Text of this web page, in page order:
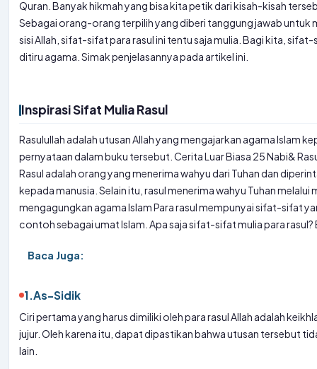
Quran. Banyak hikmah yang bisa kita petik dari kisah-kisah
Sebagai orang-orang terpilih yang diberi tanggung jawab untuk
sisi Allah, sifat-sifat para rasul ini tentu saja mulia. Bagi kita,
ditiru agama. Simak penjelasannya pada artikel ini.
Inspirasi Sifat Mulia Rasul
Rasulullah adalah utusan Allah yang mengajarkan agama Islam
pernyataan dalam buku tersebut. Cerita Luar Biasa 25 Nabi&
Rasul adalah orang yang menerima wahyu dari Tuhan dan
kepada manusia. Selain itu, rasul menerima wahyu Tuhan melalui
mengagungkan agama Islam Para rasul mempunyai sifat-sifat
contoh sebagai umat Islam. Apa saja sifat-sifat mulia para
Baca Juga:
1.As-Sidik
Ciri pertama yang harus dimiliki oleh para rasul Allah adalah
jujur. Oleh karena itu, dapat dipastikan bahwa utusan tersebut
lain.